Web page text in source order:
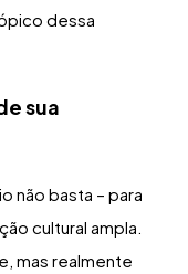
dessa
sua
não basta – para
cultural ampla.
mas realmente